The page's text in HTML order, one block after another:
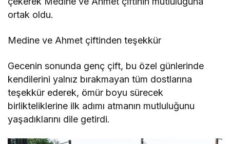
ortak oldu.
Medine ve Ahmet çiftinden teşekkür
Gecenin sonunda genç çift, bu özel günlerinde
kendilerini yalnız bırakmayan tüm dostlarına
teşekkür ederek, ömür boyu sürecek
birlikteliklerine ilk adımı atmanın mutluluğunu
yaşadıklarını dile getirdi.